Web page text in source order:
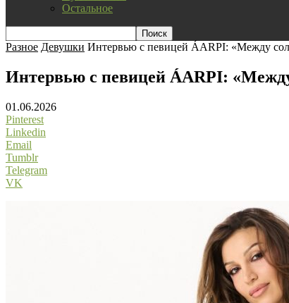
Остальное
Разное Девушки Интервью с певицей ÁARPI: «Между
Интервью с певицей ÁARPI:
01.06.2026
Pinterest
Linkedin
Email
Tumblr
Telegram
VK